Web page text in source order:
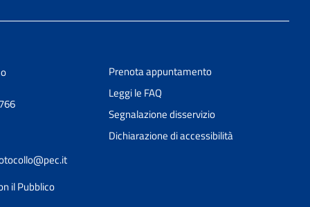
il Pubblico
Prenota appuntamento
Leggi le FAQ
Segnalazione disservizio
Dichiarazione di accessibilità